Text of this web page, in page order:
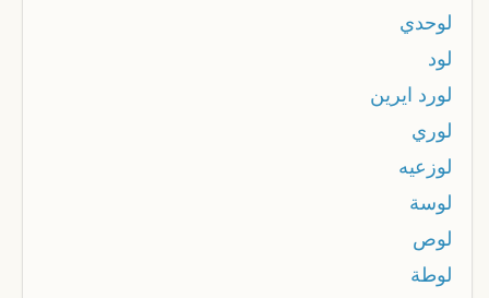
لوحدي
لود
لورد ايرين
لوري
لوزعيه
لوسة
لوص
لوطة